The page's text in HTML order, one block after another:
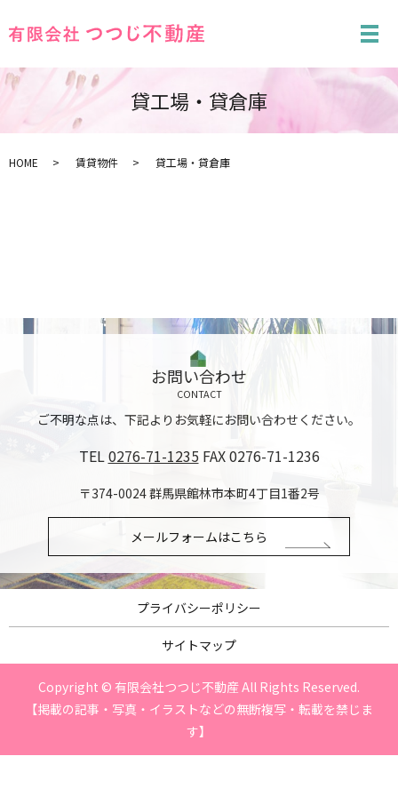
メ
貸工場・貸倉庫
HOME 賃貸物件 貸工場・貸倉庫
お問い合わせ
CONTACT
ご不明な点は、下記よりお気軽にお問い合わせください。
TEL0276-71-1235 FAX 0276-71-1236
〒374-0024 群馬県館林市本町4丁目1番2号
メールフォームはこちら
プライバシーポリシー
サイトマップ
Copyright © 有限会社つつじ不動産 All Rights Reserved.
【掲載の記事・写真・イラストなどの無断複写・転載を禁じま
す】